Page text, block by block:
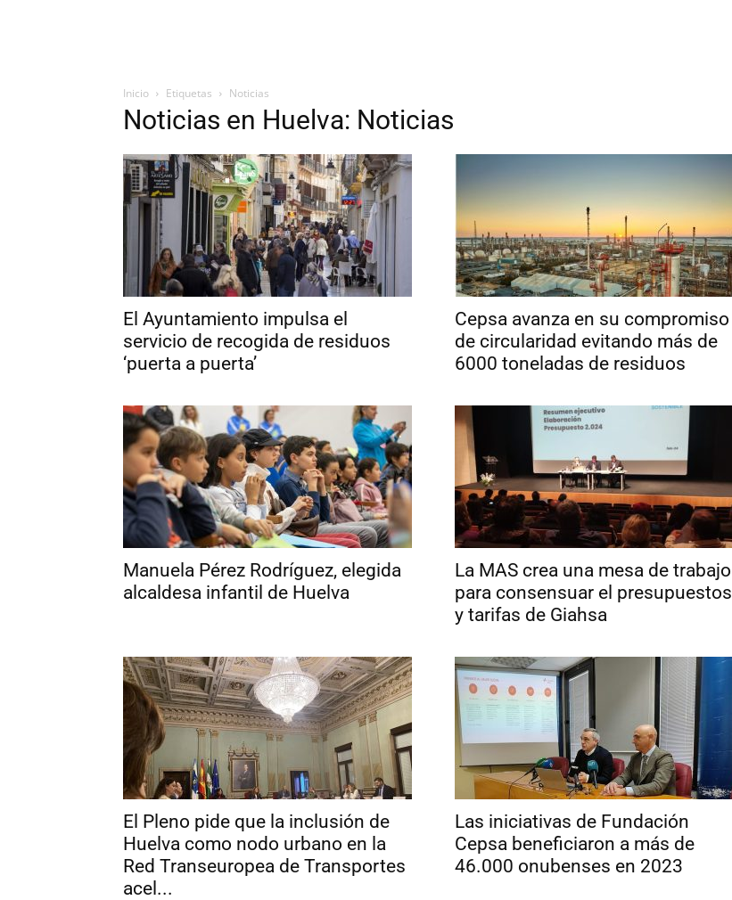
Inicio Etiquetas Noticias
Noticias en Huelva: Noticias
El Ayuntamiento impulsa el
servicio de recogida de residuos
‘puerta a puerta’
Cepsa avanza en su compromiso
de circularidad evitando más de
6000 toneladas de residuos
Manuela Pérez Rodríguez, elegida
alcaldesa infantil de Huelva
La MAS crea una mesa de trabajo
para consensuar el presupuestos
y tarifas de Giahsa
El Pleno pide que la inclusión de
Huelva como nodo urbano en la
Red Transeuropea de Transportes
acel...
Las iniciativas de Fundación
Cepsa beneficiaron a más de
46.000 onubenses en 2023